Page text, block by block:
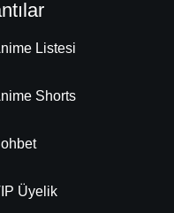
Listesi
Shorts
Üyelik